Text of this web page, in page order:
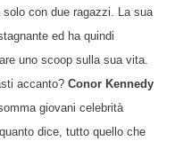
con due ragazzi. La sua
ed ha quindi
uno scoop sulla sua vita.
accanto? Conor Kennedy
giovani celebrità
dice, tutto quello che